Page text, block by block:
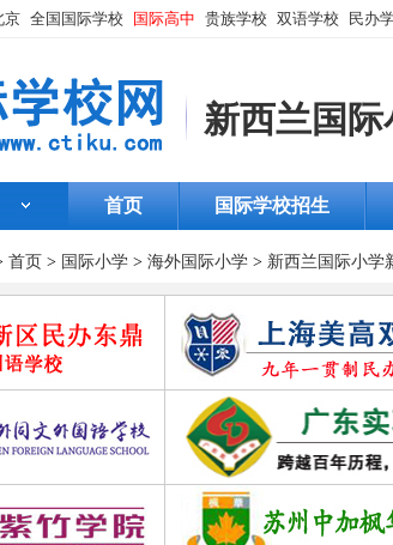
京 全国国际学校 国际高中 贵族学校 双语学校 民办
新西兰国际
首页 国际学校招生
首页 > 国际小学 > 海外国际小学 > 新西兰国际小学